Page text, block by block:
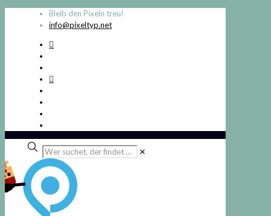
Bleib den Pixeln treu!
info@pixeltyp.net
Wer
suchet,
der
findet
...
✕